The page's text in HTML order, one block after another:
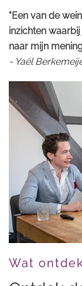
"Een van de
inzichten
naar mijn
- Yaël
Wat